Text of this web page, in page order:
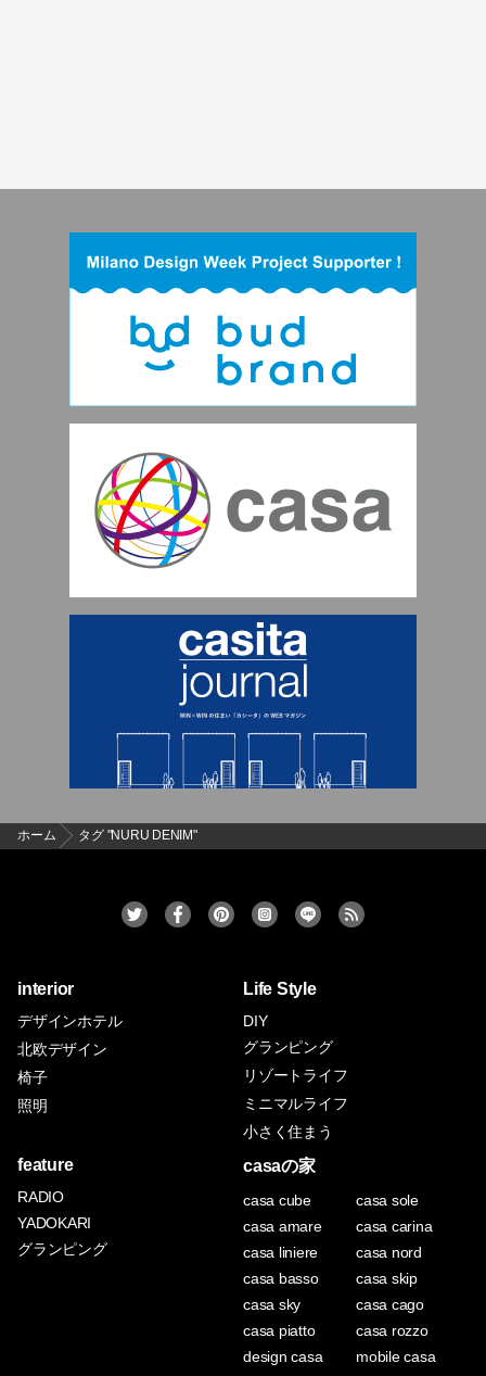
ホーム タグ "NURU DENIM"
interior
デザインホテル
北欧デザイン
椅子
照明
Life Style
DIY
グランピング
リゾートライフ
ミニマルライフ
小さく住まう
feature
RADIO
YADOKARI
グランピング
casaの家
casa cube
casa sole
casa amare
casa carina
casa liniere
casa nord
casa basso
casa skip
casa sky
casa cago
casa piatto
casa rozzo
design casa
mobile casa